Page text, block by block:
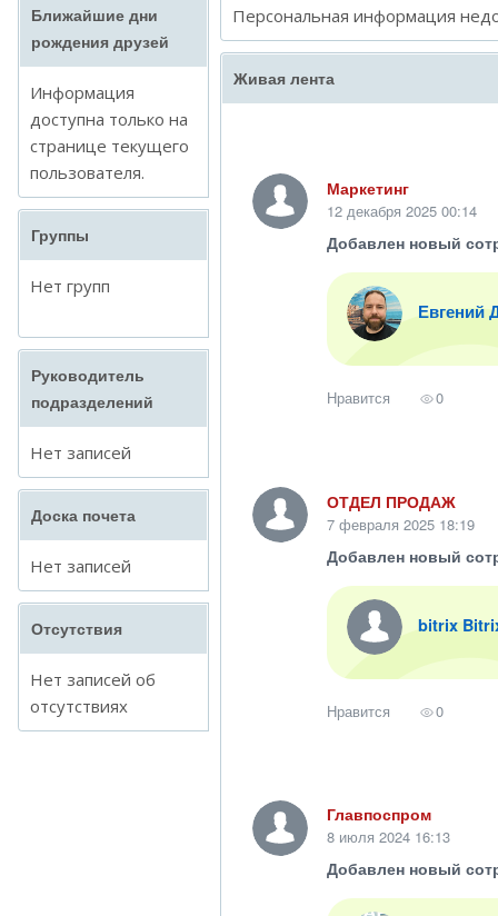
Ближайшие дни
рождения друзей
Информация
доступна только на
странице текущего
пользователя.
Группы
Нет групп
Руководитель
подразделений
Нет записей
Доска почета
Нет записей
Отсутствия
Нет записей об
отсутствиях
Персональная информация
Живая лента
Маркетинг
12 декабря 2025 00:14
Добавлен новый
Евгений
Нравится 0
ОТДЕЛ ПРОДАЖ
7 февраля 2025 18:19
Добавлен новый
bitrix
Нравится 0
Главпоспром
8 июля 2024 16:13
Добавлен новый